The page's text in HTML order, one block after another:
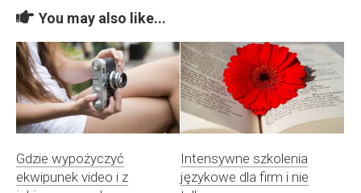
You may also like...
Gdzie wypożyczyć
ekwipunek video i z
Intensywne szkolenia
językowe dla firm i nie